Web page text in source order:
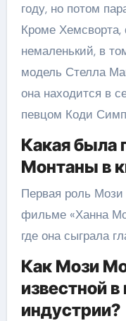
году, но потом
Кроме
немаленький, в
модель Стелла
она находится в
певцом Коди
Какая была
Монтаны в
Первая роль
фильме «Ханна
где она сыграла
Как Мози
известной
индустрии?